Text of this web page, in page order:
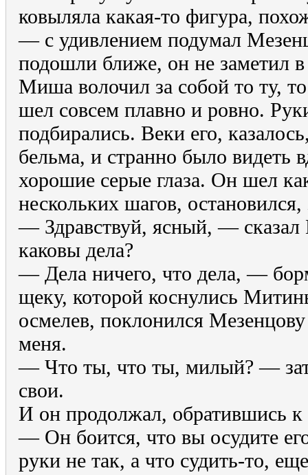
ковыляла какая-то фигура,
— с удивлением подумал
подошли ближе, он не заметил
Миша волочил за собой то ту,
шел совсем плавно и ровно.
подбирались. Веки его,
бельма, и странно было видеть
хорошие серые глаза. Он шел
нескольких шагов,
— Здравствуй, ясный, —
каковы дела?
— Дела ничего, что дела, —
щеку, которой коснулись
осмелев, поклонился
меня.
— Что ты, что ты, милый? —
свои.
И он продолжал, обратившись
— Он боится, что вы осудите
руки не так, а что судить-то,